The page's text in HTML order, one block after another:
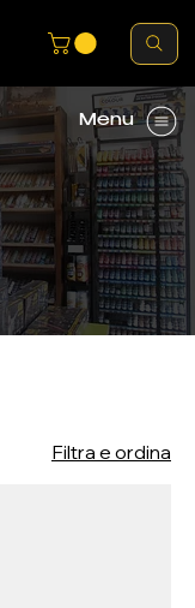
Menu
Filtra e ordina